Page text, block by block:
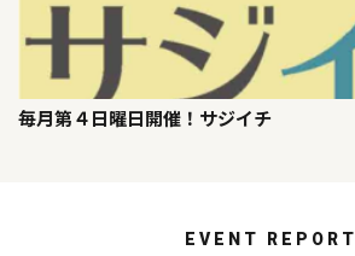
毎月第４日曜日開催！サジイチ
EVENT REPORT